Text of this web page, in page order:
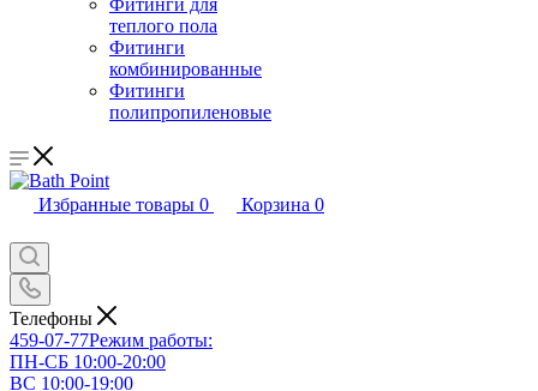
Фитинги для
теплого пола
Фитинги
комбинированные
Фитинги
полипропиленовые
Избранные товары 0 Корзина 0
Телефоны
459-07-77Режим работы:
ПН-СБ 10:00-20:00
ВС 10:00-19:00